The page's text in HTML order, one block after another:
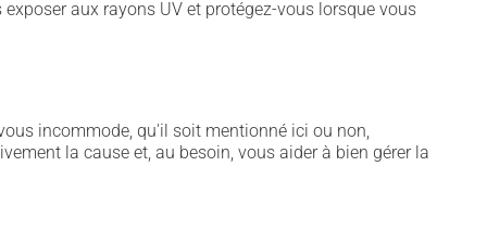
aux rayons UV et protégez-vous lorsque vous
incommode, qu'il soit mentionné ici ou non,
la cause et, au besoin, vous aider à bien gérer la